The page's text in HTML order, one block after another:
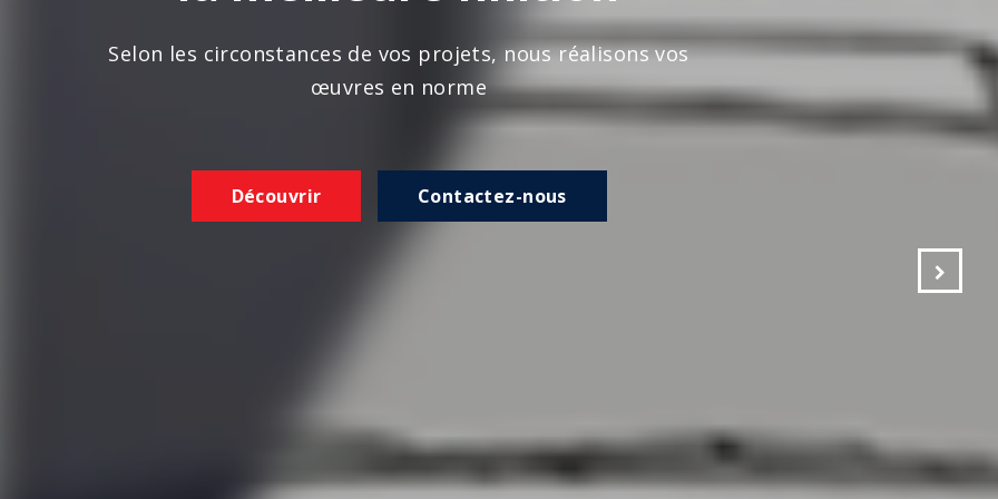
les circonstances de vos projets, nous réalisons vos
œuvres en norme
Contactez-nous